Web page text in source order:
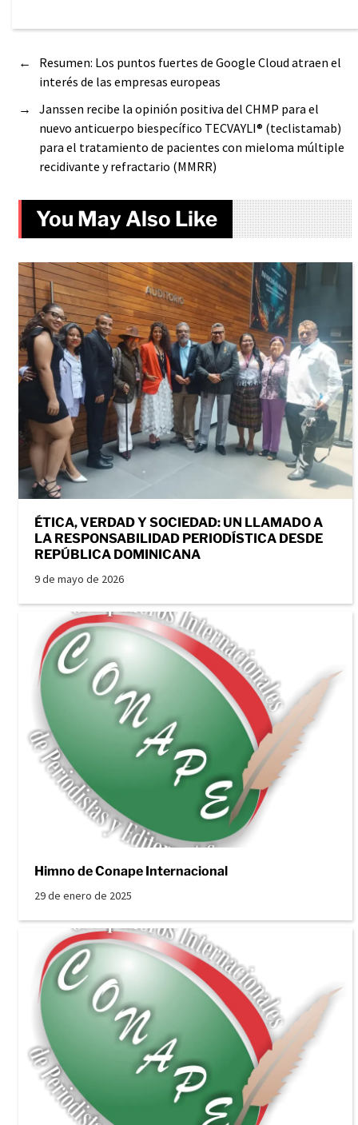
←
Resumen: Los puntos fuertes de Google Cloud atraen el
interés de las empresas europeas
→
Janssen recibe la opinión positiva del CHMP para el
nuevo anticuerpo biespecífico TECVAYLI® (teclistamab)
para el tratamiento de pacientes con mieloma múltiple
recidivante y refractario (MMRR)
You May Also Like
ÉTICA, VERDAD Y SOCIEDAD: UN LLAMADO A
LA RESPONSABILIDAD PERIODÍSTICA DESDE
REPÚBLICA DOMINICANA
9 de mayo de 2026
Himno de Conape Internacional
29 de enero de 2025